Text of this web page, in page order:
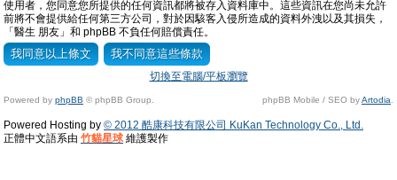
使用者，您同意您所提供的任何資訊都將被存入資料庫中。這些資訊在您尚未允許
前將不會提供給任何第三方公司，對於因駭客入侵所造成的資料外洩以及其損失，
「醫生 朋友」和 phpBB 不負任何賠償責任。
切換至電腦/平板瀏覽
Powered by phpBB © phpBB Group. phpBB Mobile / SEO byArtodia
Powered Hosting by © 2012 酷康科技有限公司 KuKan Technology Co., Ltd.
正體中文語系由 竹貓星球 維護製作